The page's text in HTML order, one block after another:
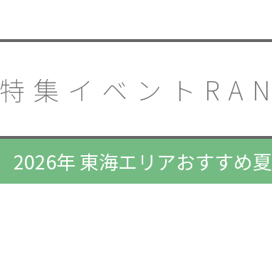
『土肥金山』で砂金採
特集イベント
2026年 東海エリアおすすめ